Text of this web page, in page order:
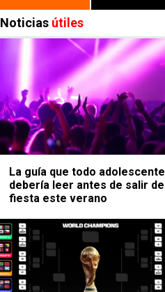
Noticias útiles
La guía que todo adolescente
debería leer antes de salir de
fiesta este verano